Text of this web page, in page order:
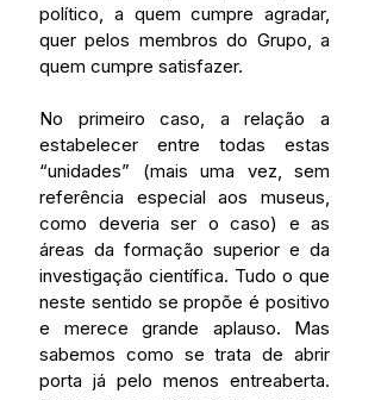
político, a quem cumpre agradar,
quer pelos membros do Grupo, a
quem cumpre satisfazer.
No primeiro caso, a relação a
estabelecer entre todas estas
“unidades” (mais uma vez, sem
referência especial aos museus,
como deveria ser o caso) e as
áreas da formação superior e da
investigação científica. Tudo o que
neste sentido se propõe é positivo
e merece grande aplauso. Mas
sabemos como se trata de abrir
porta já pelo menos entreaberta.